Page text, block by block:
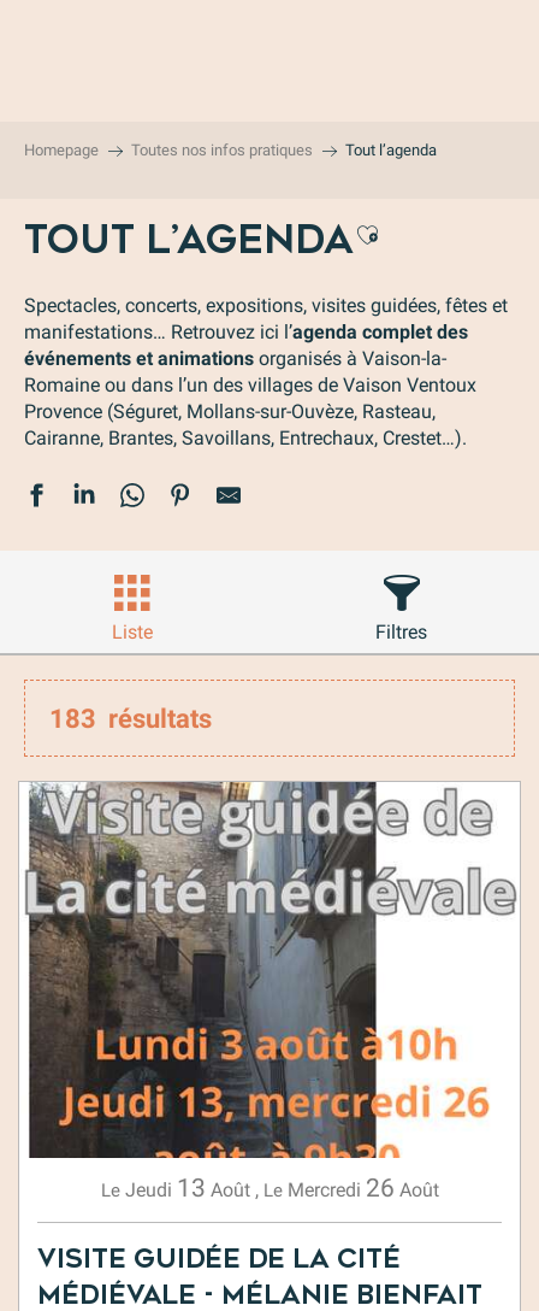
Homepage Toutes nos infos pratiques Tout l’agenda
TOUT L’AGENDAAjouter
Spectacles, concerts, expositions, visites guidées, fêtes et
manifestations… Retrouvez ici l’agenda complet des
événements et animations organisés à Vaison-la-
Romaine ou dans l’un des villages de Vaison Ventoux
Provence (Séguret, Mollans-sur-Ouvèze, Rasteau,
Cairanne, Brantes, Savoillans, Entrechaux, Crestet…).
Liste Filtres
183 résultats
Le Jeudi 13 Août, Le Mercredi 26 Août
Visite guidée de la cité
médiévale - Mélanie Bienfait